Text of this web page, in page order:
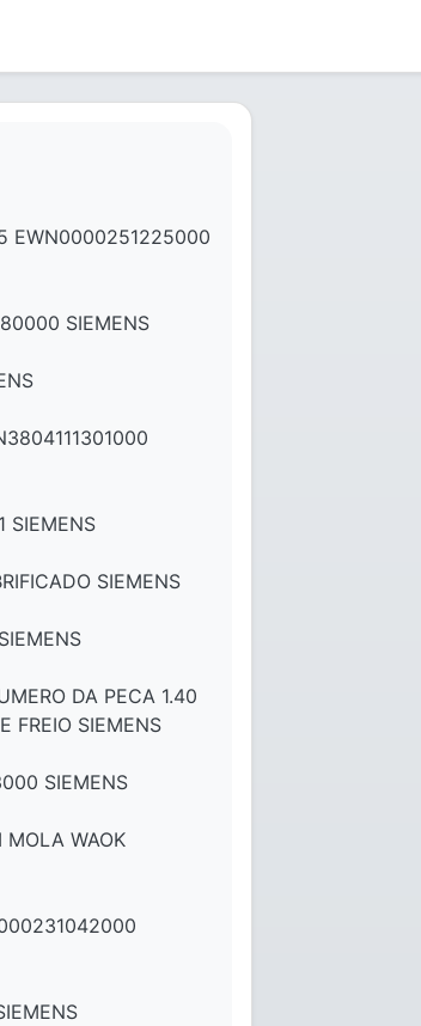
EWN0000251225000
SIEMENS
SIEMENS
SIEMENS
DA PECA 1.40
FREIO SIEMENS
SIEMENS
MOLA WAOK